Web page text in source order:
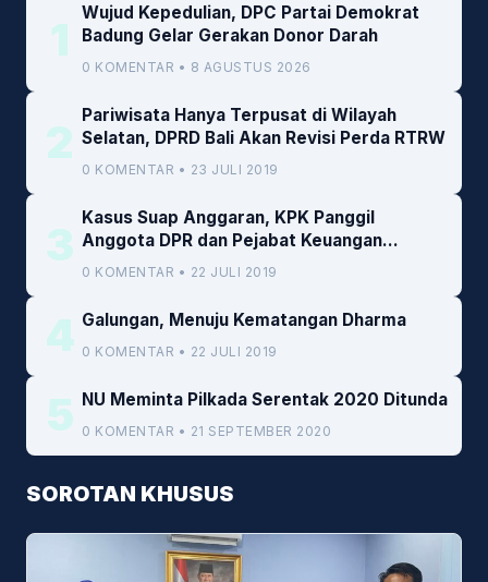
1
Wujud Kepedulian, DPC Partai Demokrat
Badung Gelar Gerakan Donor Darah
0 KOMENTAR • 8 AGUSTUS 2026
2
Pariwisata Hanya Terpusat di Wilayah
Selatan, DPRD Bali Akan Revisi Perda RTRW
0 KOMENTAR • 23 JULI 2019
3
Kasus Suap Anggaran, KPK Panggil
Anggota DPR dan Pejabat Keuangan
Kemenkeu
0 KOMENTAR • 22 JULI 2019
4 Galungan, Menuju Kematangan Dharma
0 KOMENTAR • 22 JULI 2019
5 NU Meminta Pilkada Serentak 2020 Ditunda
0 KOMENTAR • 21 SEPTEMBER 2020
SOROTAN KHUSUS